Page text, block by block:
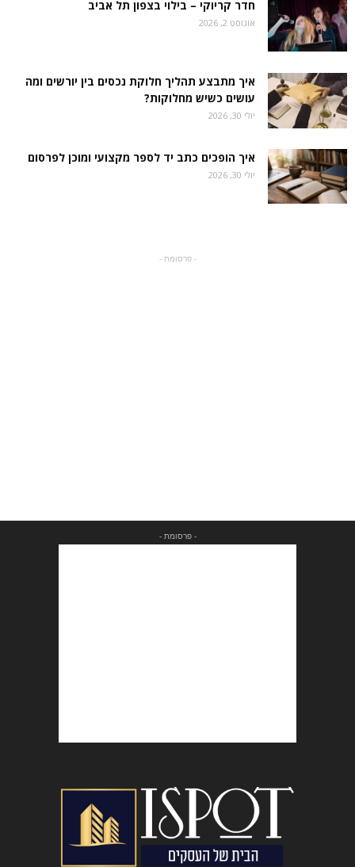
חדר קריוקי – בילוי בצפון תל אביב
אוגוסט 2, 2026
איך מתבצע תהליך חלוקת נכסים בין יורשים ומה
עושים כשיש מחלוקות?
יולי 30, 2026
איך הופכים כתב יד לספר מקצועי ומוכן לפרסום
יולי 30, 2026
- פרסומת -
- פרסומת -